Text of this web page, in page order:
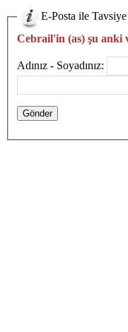
E-Posta ile Tavsiye
Cebrail'in (as) şu anki
Adınız - Soyadınız: